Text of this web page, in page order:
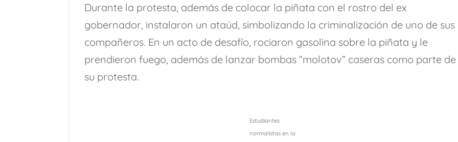
Durante la protesta, además de colocar la piñata con el rostro del ex
gobernador, instalaron un ataúd, simbolizando la criminalización de uno de sus
compañeros. En un acto de desafío, rociaron gasolina sobre la piñata y le
prendieron fuego, además de lanzar bombas “molotov” caseras como parte de
su protesta.
Estudiantes
normalistas en la